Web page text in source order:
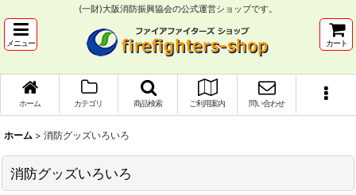
(一財)大阪消防振興協会の公式運営ショップです。
メニュー カート
ホーム カテゴリ 商品検索 ご利用案内 問い合わせ
ホーム > 消防グッズいろいろ
消防グッズいろいろ